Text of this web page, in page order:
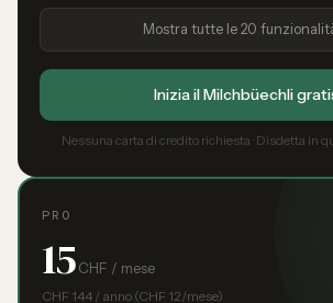
Mostra tutte le 20
Inizia il Milchbüechli
Nessuna carta di credito richiesta · Disdetta in
PRO
15 CHF / mese
CHF 144 / anno (CHF 12/mese)